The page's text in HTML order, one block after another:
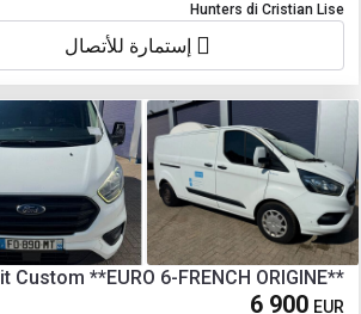
Hunters di Cristian Lise
إستمارة للأتصال
Custom **EURO 6-FRENCH ORIGINE**
6 900 EUR